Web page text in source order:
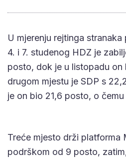
U mjerenju rejtinga
4. i 7. studenog HDZ je
posto, dok je u listopadu
drugom mjestu je SDP s
je on bio 21,6 posto, o
Treće mjesto drži platforma
podrškom od 9 posto,